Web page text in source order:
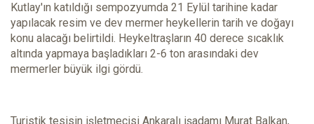
Kutlay'ın katıldığı sempozyumda 21 Eylül tarihine kadar
yapılacak resim ve dev mermer heykellerin tarih ve doğayı
konu alacağı belirtildi. Heykeltraşların 40 derece sıcaklık
altında yapmaya başladıkları 2-6 ton arasındaki dev
mermerler büyük ilgi gördü.
Turistik tesisin işletmecisi Ankaralı işadamı Murat Balkan,